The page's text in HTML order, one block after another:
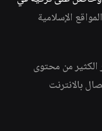
الإسلامية
الكثير من محتوى
بالانترنت